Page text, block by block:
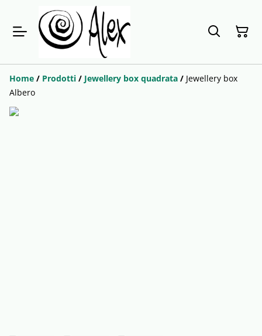
Home / Prodotti / Jewellery box quadrata / Jewellery box
Albero